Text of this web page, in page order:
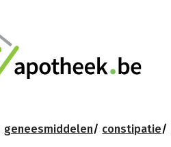
geneesmiddelen constipatie